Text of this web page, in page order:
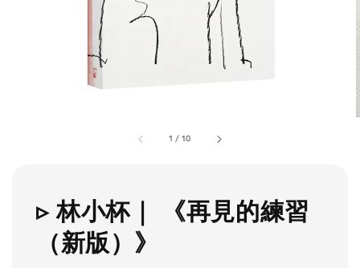
1 /10
▹ 林小杯｜ 《再見的練習
（新版）》